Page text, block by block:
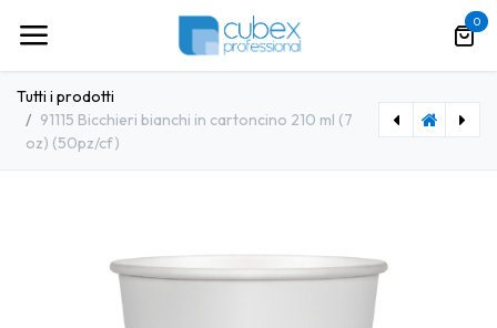
0
Tutti i prodotti
91115 Bicchieri bianchi in cartoncino 210 ml (7
oz) (50pz/cf)